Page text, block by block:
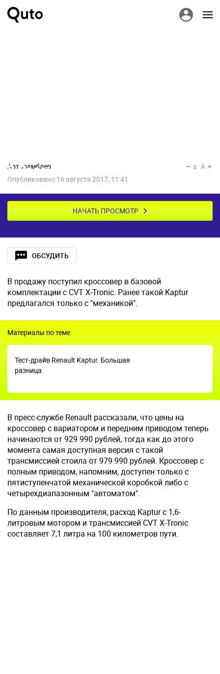
Авторамблер
Опубликовано 16 августа 2017, 11:41
a A
В России подешевел Renault
Kaptur с вариатором
НАЧАТЬ ПРОСМОТР
ОБСУДИТЬ
В продажу поступил кроссовер в базовой
комплектации с CVT X-Tronic. Ранее такой Kaptur
предлагался только с "механикой".
Материалы по теме
Тест-драйв Renault Kaptur. Большая
разница
В пресс-службе Renault рассказали, что цены на
кроссовер с вариатором и передним приводом теперь
начинаются от 929 990 рублей, тогда как до этого
момента самая доступная версия с такой
трансмиссией стоила от 979 990 рублей. Кроссовер с
полным приводом, напомним, доступен только с
пятиступенчатой механической коробкой либо с
четырехдиапазонным "автоматом".
По данным производителя, расход Kaptur с 1,6-
литровым мотором и трансмиссией CVT X-Tronic
составляет 7,1 литра на 100 километров пути.